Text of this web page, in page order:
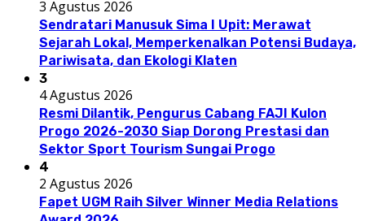
3 Agustus 2026
Sendratari Manusuk Sima I Upit: Merawat
Sejarah Lokal, Memperkenalkan Potensi Budaya,
Pariwisata, dan Ekologi Klaten
3
4 Agustus 2026
Resmi Dilantik, Pengurus Cabang FAJI Kulon
Progo 2026-2030 Siap Dorong Prestasi dan
Sektor Sport Tourism Sungai Progo
4
2 Agustus 2026
Fapet UGM Raih Silver Winner Media Relations